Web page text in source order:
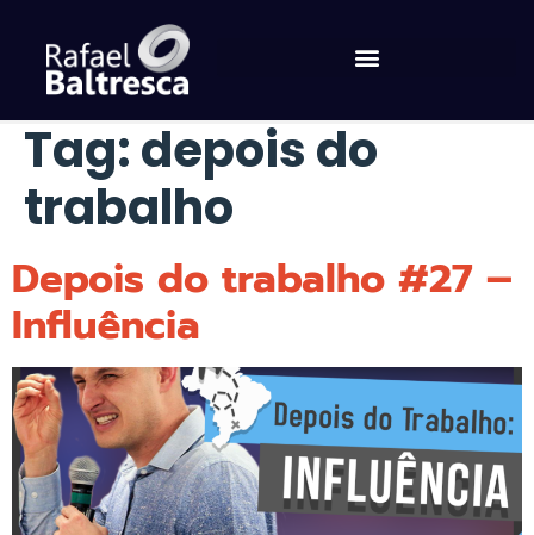
Tag:depois do
trabalho
Depois do trabalho #27 –
Influência